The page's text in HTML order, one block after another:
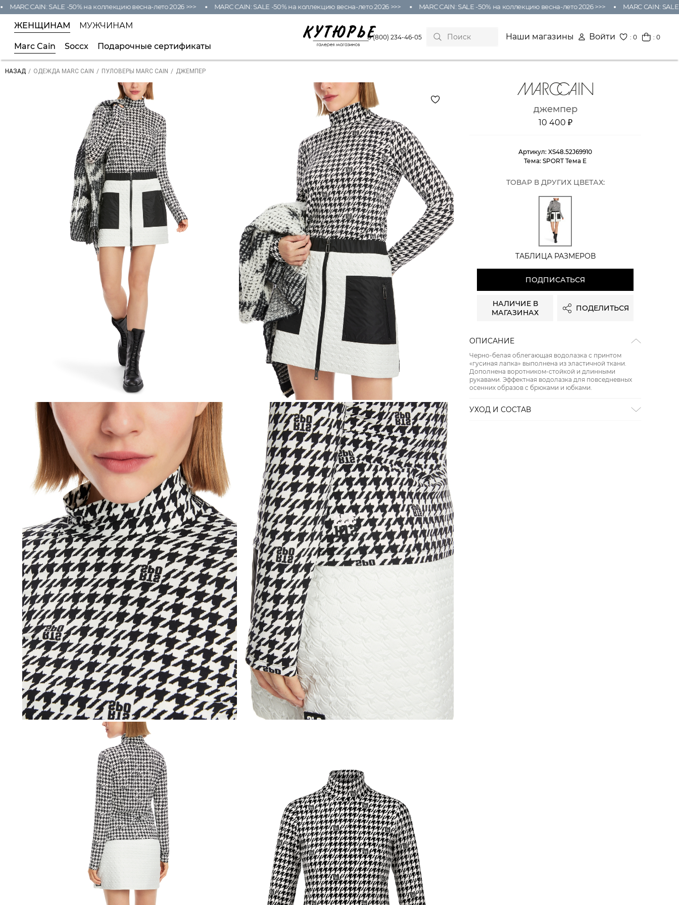
CAIN: SALE -50% на коллекцию весна-лето 2026 >>> MARC CAIN: SALE -50% на коллекцию весна-лето 2026 >>> MARC CAIN: SALE -50% на коллекцию весна-лето 2026 >>> MARC CAIN: SALE -
ЖЕНЩИНАМ МУЖЧИНАМ
Marc Cain Soccx Подарочные сертификаты
8 (800) 234-46-05 Наши магазины Войти :0 : 0
НАЗАД / ОДЕЖДА MARC CAIN / ПУЛОВЕРЫ MARC CAIN / ДЖЕМПЕР
джемпер
10 400 ₽
Артикул:XS48.52J69910
Тема:SPORT Тема E
ТОВАР В ДРУГИХ ЦВЕТАХ:
ТАБЛИЦА РАЗМЕРОВ
ПОДПИСАТЬСЯ
НАЛИЧИЕ В
МАГАЗИНАХ
ПОДЕЛИТЬСЯ
ОПИСАНИЕ
Черно-белая облегающая водолазка с принтом
«гусиная лапка» выполнена из эластичной ткани.
Дополнена воротником-стойкой и длинными
рукавами. Эффектная водолазка для повседневных
осенних образов с брюками и юбками.
УХОД И СОСТАВ